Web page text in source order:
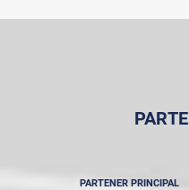
PARTENER PRINCIPAL